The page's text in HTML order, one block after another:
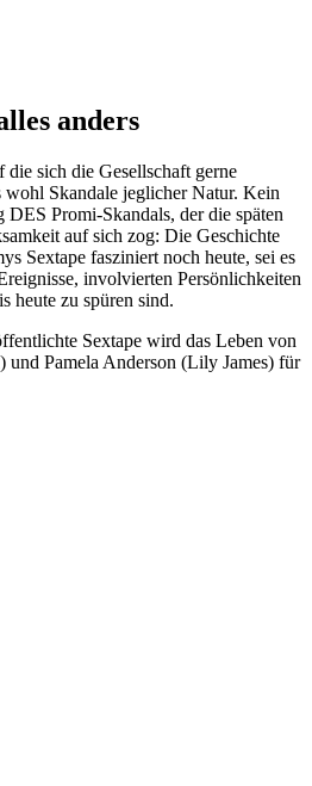
anders
die sich die Gesellschaft gerne
Skandale jeglicher Natur. Kein
DES Promi-Skandals, der die späten
auf sich zog: Die Geschichte
Sextape fasziniert noch heute, sei es
involvierten Persönlichkeiten
heute zu spüren sind.
Sextape wird das Leben von
und Pamela Anderson (Lily James) für